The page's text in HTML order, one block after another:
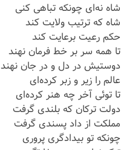
شاه نه‌ای چونکه تباهی کنی
شاه که ترتیب ولایت کند
حکم رعیت برعایت کند
تا همه سر بر خط فرمان نهند
دوستیش در دل و در جان نهند
عالم را زیر و زبر کرده‌ای
تا توئی آخر چه هنر کرده‌ای
دولت ترکان که بلندی گرفت
مملکت از داد پسندی گرفت
چونکه تو بیدادگری پروری